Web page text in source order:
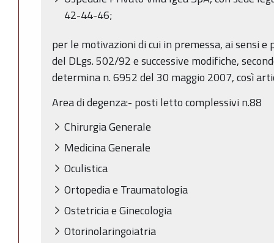
42-44-46;
per le motivazioni di cui in premessa, ai sensi
del DLgs. 502/92 e successive modifiche,
determina n. 6952 del 30 maggio 2007, così
Area di degenza:- posti letto complessivi n.88
Chirurgia Generale
Medicina Generale
Oculistica
Ortopedia e Traumatologia
Ostetricia e Ginecologia
Otorinolaringoiatria